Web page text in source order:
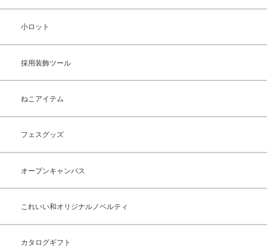
小ロット
採用装飾ツール
ねこアイテム
フェスグッズ
オープンキャンパス
これいい和オリジナルノベルティ
カタログギフト